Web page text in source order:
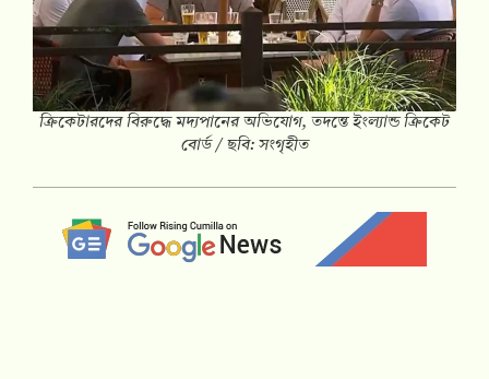
ক্রিকেটারদের বিরুদ্ধে মদ্যপানের অভিযোগ, তদন্তে ইংল্যান্ড ক্রিকেট
বোর্ড / ছবি: সংগৃহীত